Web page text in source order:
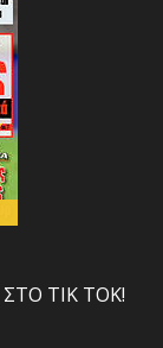
ΣΤΟ ΤΙΚ ΤΟΚ!